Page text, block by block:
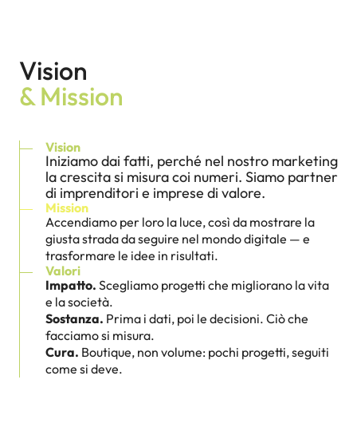
Vision
& Mission
Vision
Iniziamo dai fatti, perché nel nostro marketing
la crescita si misura coi numeri. Siamo partner
di imprenditori e imprese di valore.
Mission
Accendiamo per loro la luce, così da mostrare la
giusta strada da seguire nel mondo digitale — e
trasformare le idee in risultati.
Valori
Impatto. Scegliamo progetti che migliorano la vita
e la società.
Sostanza. Prima i dati, poi le decisioni. Ciò che
facciamo si misura.
Cura. Boutique, non volume: pochi progetti, seguiti
come si deve.